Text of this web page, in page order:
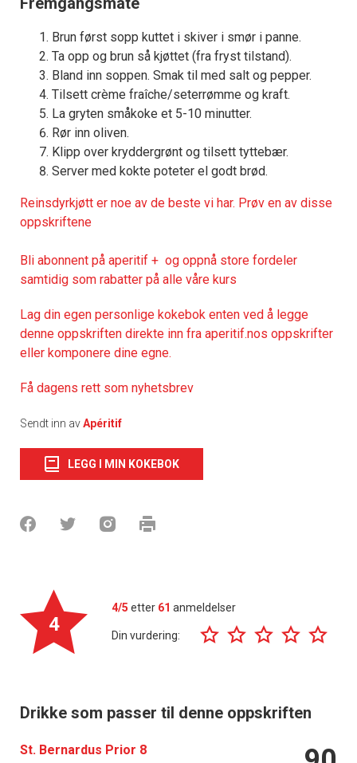
Brun først sopp kuttet i skiver i smør i panne.
Ta opp og brun så kjøttet (fra fryst tilstand).
Bland inn soppen. Smak til med salt og pepper.
Tilsett crème fraîche/seterrømme og kraft.
La gryten småkoke et 5-10 minutter.
Rør inn oliven.
Klipp over kryddergrønt og tilsett tyttebær.
Server med kokte poteter el godt brød.
Reinsdyrkjøtt er noe av de beste vi har. Prøv en av disse
oppskriftene
Bli abonnent på aperitif + og oppnå store fordeler
samtidig som rabatter på alle våre kurs
Lag din egen personlige kokebok enten ved å legge
denne oppskriften direkte inn fra aperitif.nos oppskrifter
eller komponere dine egne.
Få dagens rett som nyhetsbrev
Sendt inn avApéritif
LEGG I MIN KOKEBOK
4
4/5 etter 61 anmeldelser
Din vurdering:
Drikke som passer til denne oppskriften
St. Bernardus Prior 8